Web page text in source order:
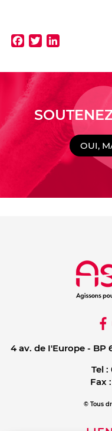
Facebook
Twitter
OUI,
4 av. de I'Europe - BP
Tel :
Fax :
© Tous